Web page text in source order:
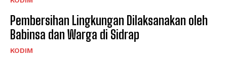
Pembersihan Lingkungan Dilaksanakan oleh
Babinsa dan Warga di Sidrap
KODIM